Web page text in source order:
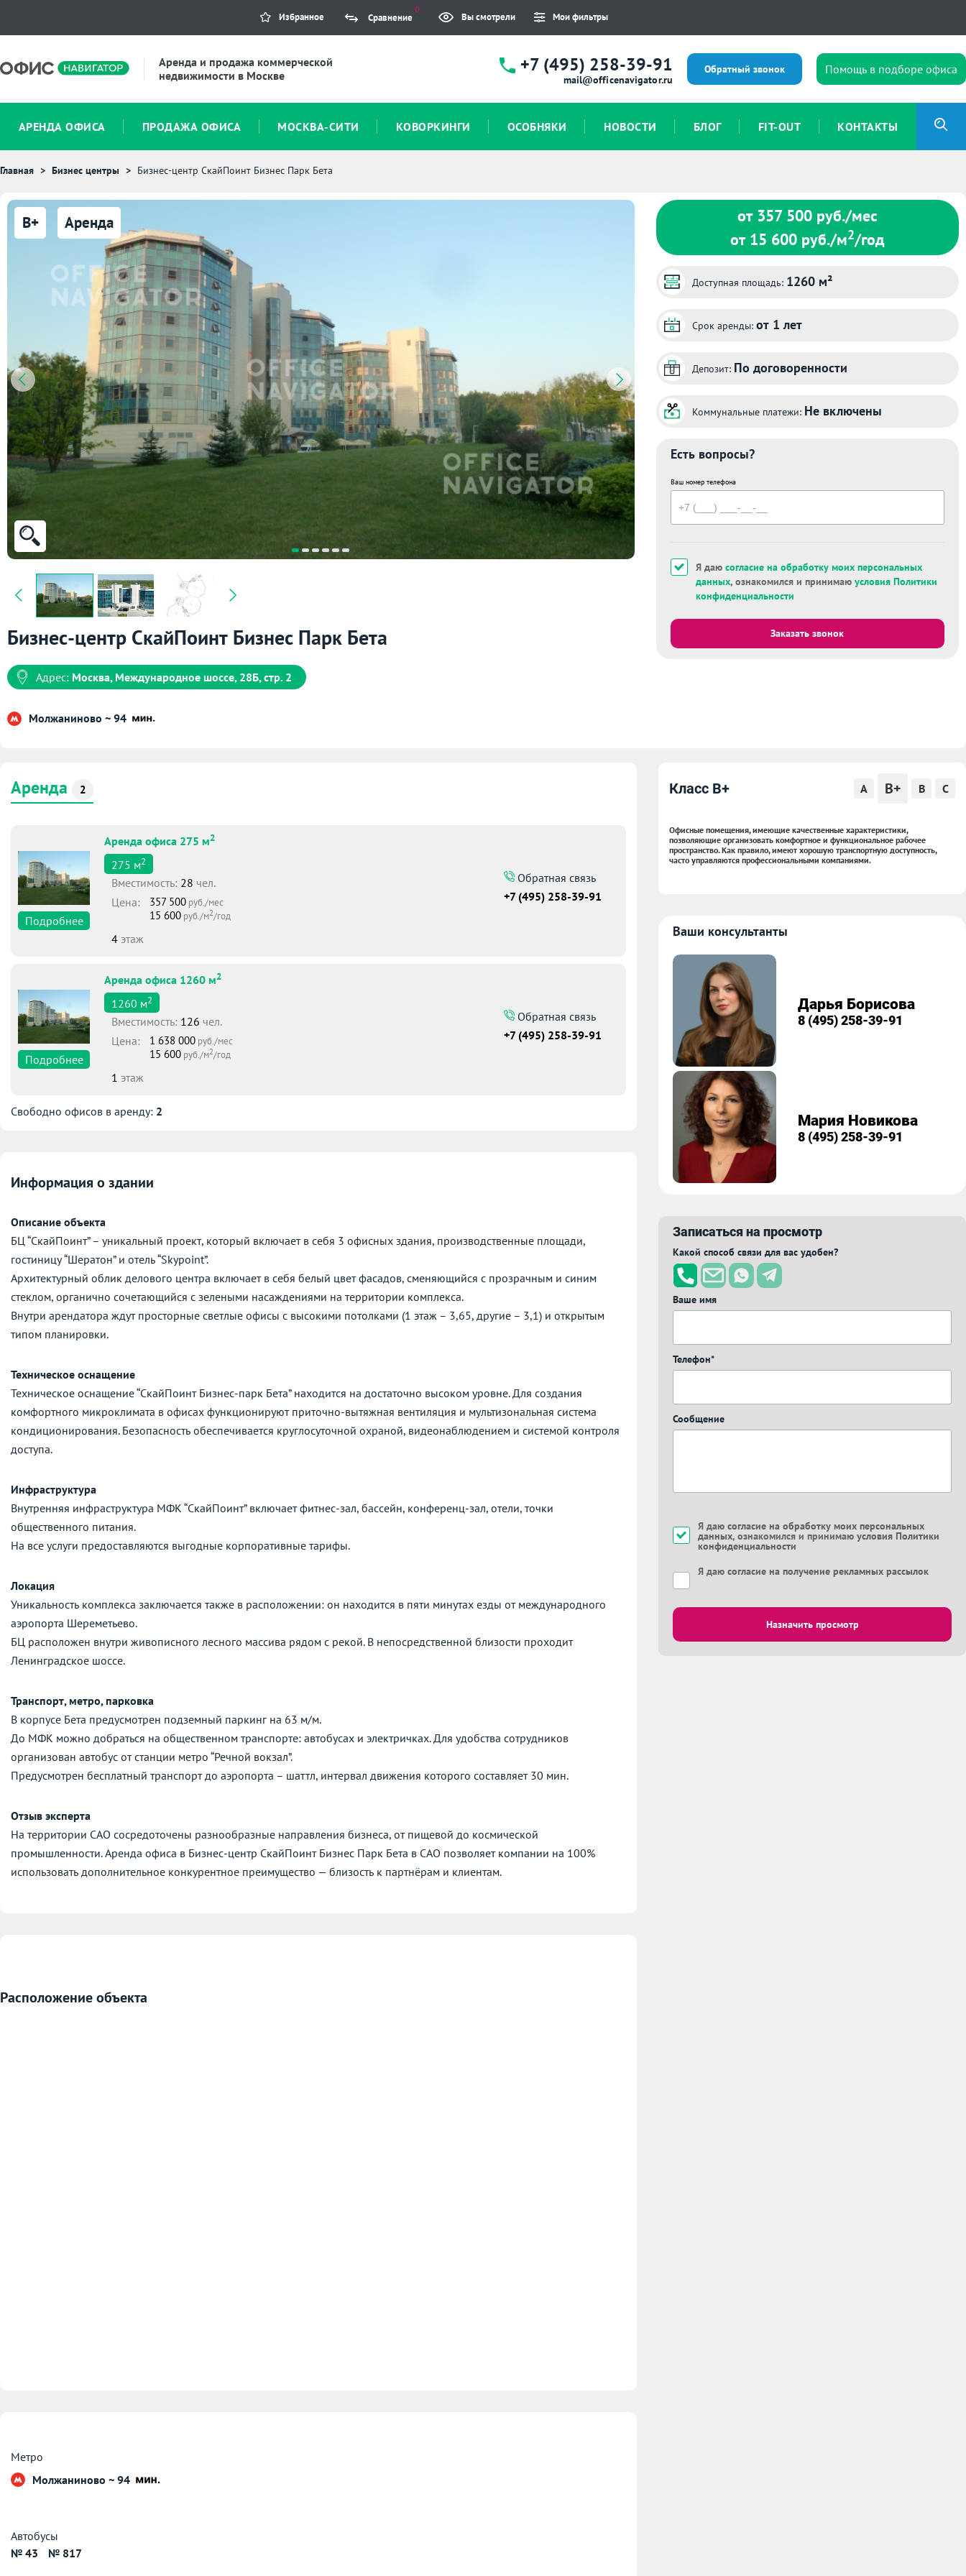
Избранное Сравнение
0
Вы смотрели Мои фильтры
Аренда и продажа коммерческой
недвижимости в Москве
+7 (495) 258-39-91
mail@officenavigator.ru
Обратный звонок Помощь в подборе офиса
АРЕНДА ОФИСА ПРОДАЖА ОФИСА МОСКВА-СИТИ КОВОРКИНГИ ОСОБНЯКИ НОВОСТИ БЛОГ FIT-OUT КОНТАКТЫ
Главная Бизнес центры Бизнес-центр СкайПоинт Бизнес Парк Бета
B+ Аренда
Бизнес-центр СкайПоинт Бизнес Парк Бета
Адрес: Москва, Международное шоссе, 28Б, стр. 2
Молжаниново ~ 94
от 357 500руб./мес
от 15 600руб./м2/год
Доступная площадь: 1260 м²
Срок аренды: от 1 лет
Депозит: По договоренности
Коммунальные платежи: Не включены
Есть вопросы?
Ваш номер телефона
Я даю согласие на обработку моих персональных
данных, ознакомился и принимаю условия Политики
конфиденциальности
Заказать звонок
Аренда 2
Подробнее
Аренда офиса 275 м2
275 м2
Вместимоcть: 28 чел.
Цена:
357 500 руб./мес
15 600 руб./м2/год
4 этаж
Обратная связь
+7 (495) 258-39-91
Подробнее
Аренда офиса 1260 м2
1260 м2
Вместимоcть: 126 чел.
Цена:
1 638 000 руб./мес
15 600 руб./м2/год
1 этаж
Обратная связь
+7 (495) 258-39-91
Свободно офисов в аренду: 2
Информация о здании
Описание объекта
БЦ “СкайПоинт” – уникальный проект, который включает в себя 3 офисных здания, производственные площади,
гостиницу “Шератон” и отель “Skypoint”.
Архитектурный облик делового центра включает в себя белый цвет фасадов, сменяющийся с прозрачным и синим
стеклом, органично сочетающийся с зелеными насаждениями на территории комплекса.
Внутри арендатора ждут просторные светлые офисы с высокими потолками (1 этаж – 3,65, другие – 3,1) и открытым
типом планировки.
Техническое оснащение
Техническое оснащение “СкайПоинт Бизнес-парк Бета” находится на достаточно высоком уровне. Для создания
комфортного микроклимата в офисах функционируют приточно-вытяжная вентиляция и мультизональная система
кондиционирования. Безопасность обеспечивается круглосуточной охраной, видеонаблюдением и системой контроля
доступа.
Инфраструктура
Внутренняя инфраструктура МФК “СкайПоинт” включает фитнес-зал, бассейн, конференц-зал, отели, точки
общественного питания.
На все услуги предоставляются выгодные корпоративные тарифы.
Локация
Уникальность комплекса заключается также в расположении: он находится в пяти минутах езды от международного
аэропорта Шереметьево.
БЦ расположен внутри живописного лесного массива рядом с рекой. В непосредственной близости проходит
Ленинградское шоссе.
Транспорт, метро, парковка
В корпусе Бета предусмотрен подземный паркинг на 63 м/м.
До МФК можно добраться на общественном транспорте: автобусах и электричках. Для удобства сотрудников
организован автобус от станции метро “Речной вокзал”.
Предусмотрен бесплатный транспорт до аэропорта – шаттл, интервал движения которого составляет 30 мин.
Отзыв эксперта
На территории САО сосредоточены разнообразные направления бизнеса, от пищевой до космической
промышленности. Аренда офиса в Бизнес-центр СкайПоинт Бизнес Парк Бета в САО позволяет компании на 100%
использовать дополнительное конкурентное преимущество — близость к партнёрам и клиентам.
Расположение объекта
Метро
Молжаниново ~ 94
Автобусы
№ 43
№ 817
Класс B+ A B+ B C
Офисные помещения, имеющие качественные характеристики,
позволяющие организовать комфортное и функциональное рабочее
пространство. Как правило, имеют хорошую транспортную доступность,
часто управляются профессиональными компаниями.
Ваши консультанты
Дарья Борисова
8 (495) 258-39-91
Мария Новикова
8 (495) 258-39-91
Записаться на просмотр
Какой способ связи для вас удобен?
Ваше имя
Телефон*
Сообщение
Я даю согласие на обработку моих персональных
данных, ознакомился и принимаю условия Политики
конфиденциальности
Я даю согласие на получение рекламных рассылок
Назначить просмотр